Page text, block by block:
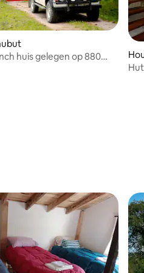
huis gelegen op 880
osas